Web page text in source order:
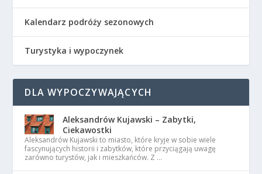
Kalendarz podróży sezonowych
Turystyka i wypoczynek
DLA WYPOCZYWAJĄCYCH
Aleksandrów Kujawski – Zabytki,
Ciekawostki
Aleksandrów Kujawski to miasto, które kryje w sobie wiele
fascynujących historii i zabytków, które przyciągają uwagę
zarówno turystów, jak i mieszkańców. Z …